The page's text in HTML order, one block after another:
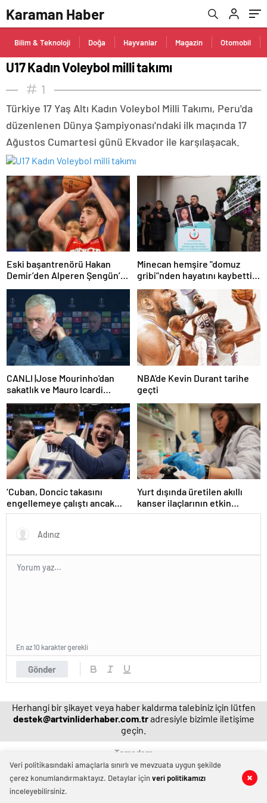
Karaman Haber
Bilim & Teknoloji Doğa Hayvanlar Magazin Otomobil
U17 Kadın Voleybol milli takımı
1
Türkiye 17 Yaş Altı Kadın Voleybol Milli Takımı, Peru'da
düzenlenen Dünya Şampiyonası'ndaki ilk maçında 17
Ağustos Cumartesi günü Ekvador ile karşılaşacak.
0 0
Eski başantrenörü Hakan
Demir’den Alperen Şengün’e
övgü
Minecan hemşire "domuz
gribi"nden hayatını kaybetti –
Haberler | Sağlık Haberleri
CANLI |Jose Mourinho'dan
sakatlık ve Mauro Icardi
NBA'de Kevin Durant tarihe
geçti
‘Cuban, Doncic takasını
engellemeye çalıştı ancak
geç kaldı’ iddiası! NBA
Yurt dışında üretilen akıllı
kanser ilaçlarının etkin
maddesi yerli imkanlarla
Gönder
En az 10 karakter gerekli
Herhangi bir şikayet veya haber kaldırma talebiniz için lütfen
destek@artvinliderhaber.com.tradresiyle bizimle iletişime
geçin.
Temadam
Veri politikasındaki amaçlarla sınırlı ve mevzuata uygun şekilde
çerez konumlandırmaktayız. Detaylar içinveri politikamızı
inceleyebilirsiniz.